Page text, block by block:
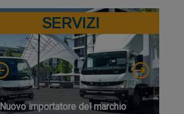
SERVIZI
Nuovo importatore del marchio